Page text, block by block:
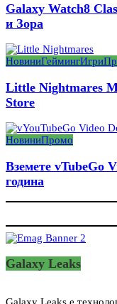
Galaxy Watch8
и Зора
НовиниГеймингИгри
Little Nightmares
Store
НовиниПромо
Вземете vTubeGo
година
Galaxy Leaks